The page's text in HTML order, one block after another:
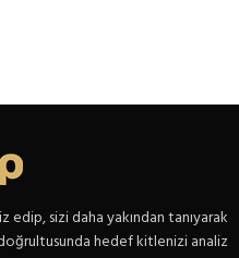
edip, sizi daha yakından tanıyarak
hedef kitlenizi analiz